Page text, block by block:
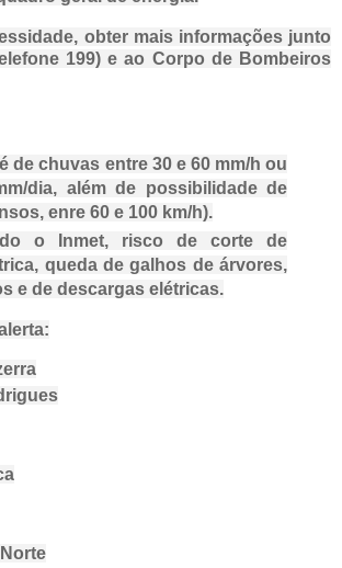
obter mais informações junto
199) e ao Corpo de Bombeiros
de chuvas entre 30 e 60 mm/h ou
dia, além de possibilidade de
enre 60 e 100 km/h).
o Inmet, risco de corte de
queda de galhos de árvores,
e de descargas elétricas.